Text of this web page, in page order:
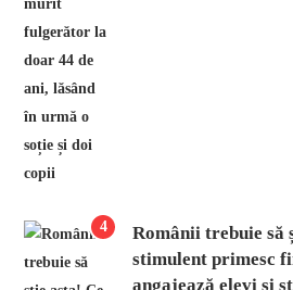
4
Românii trebuie să
stimulent primesc
angajează elevi și